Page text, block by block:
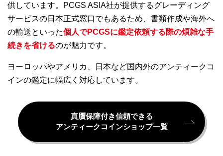
供しています。PCGS ASIA社が提供するグレーディング
サービスの日本正式窓口でもあるため、書類作成や海外へ
の輸送といった個人でPCGSに鑑定依頼する際の煩雑な手
続きを省けるのが魅力です。
ヨーロッパやアメリカ、日本など国内外のアンティークコ
インの鑑定に幅広く対応しています。
真贋保障付き信頼できる
アンティークコインショップ一覧